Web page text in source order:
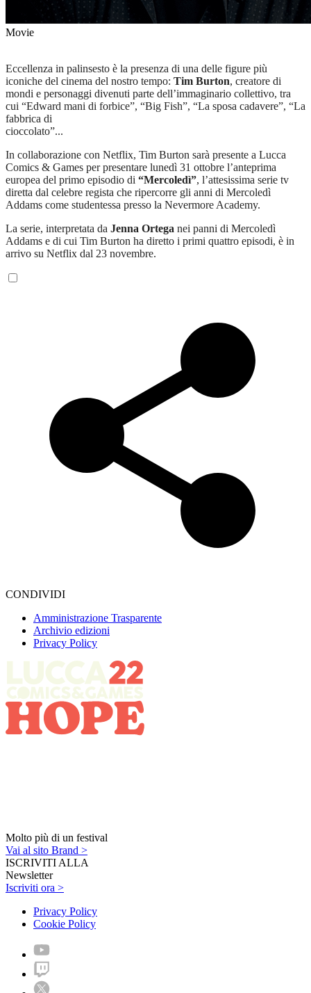
Movie
Eccellenza in palinsesto è la presenza di una delle figure più
iconiche del cinema del nostro tempo: Tim Burton, creatore di
mondi e personaggi divenuti parte dell’immaginario collettivo, tra
cui “Edward mani di forbice”, “Big Fish”, “La sposa cadavere”, “La
fabbrica di
cioccolato”...
In collaborazione con Netflix, Tim Burton sarà presente a Lucca
Comics & Games per presentare lunedì 31 ottobre l’anteprima
europea del primo episodio di “Mercoledì”, l’attesissima serie tv
diretta dal celebre regista che ripercorre gli anni di Mercoledì
Addams come studentessa presso la Nevermore Academy.
La serie, interpretata da Jenna Ortega nei panni di Mercoledì
Addams e di cui Tim Burton ha diretto i primi quattro episodi, è in
arrivo su Netflix dal 23 novembre.
CONDIVIDI
Amministrazione Trasparente
Archivio edizioni
Privacy Policy
Molto più di un festival
Vai al sito Brand >
ISCRIVITI ALLA
Newsletter
Iscriviti ora >
Privacy Policy
Cookie Policy